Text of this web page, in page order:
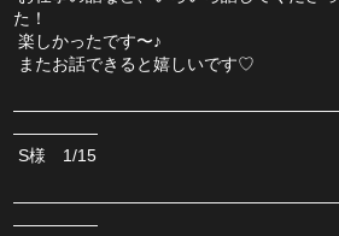
た！
楽しかったです〜♪
またお話できると嬉しいです♡
―――――
S様　1/15
―――――